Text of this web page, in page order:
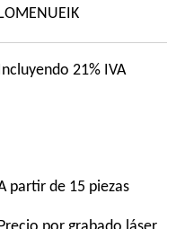
LOMENUEIK
Incluyendo 21% IVA
partir de 15 piezas